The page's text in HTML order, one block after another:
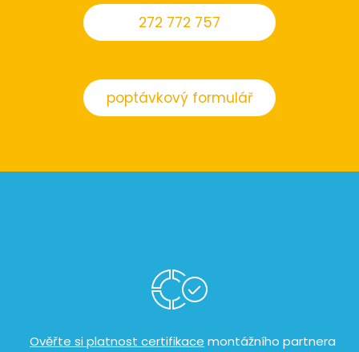
272 772 757
poptávkový formulář
Ověřte si platnost certifikace montážního partnera